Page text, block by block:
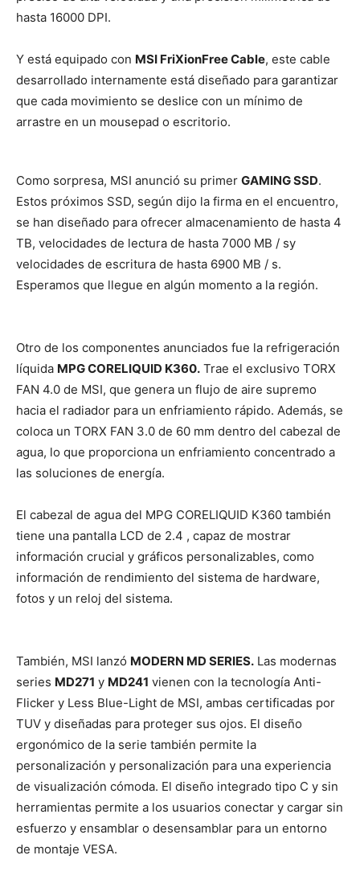
hasta 16000 DPI.
Y está equipado con MSI FriXionFree Cable, este cable
desarrollado internamente está diseñado para garantizar
que cada movimiento se deslice con un mínimo de
arrastre en un mousepad o escritorio.
Como sorpresa, MSI anunció su primer GAMING SSD.
Estos próximos SSD, según dijo la firma en el encuentro,
se han diseñado para ofrecer almacenamiento de hasta 4
TB, velocidades de lectura de hasta 7000 MB / sy
velocidades de escritura de hasta 6900 MB / s.
Esperamos que llegue en algún momento a la región.
Otro de los componentes anunciados fue la refrigeración
líquida MPG CORELIQUID K360. Trae el exclusivo TORX
FAN 4.0 de MSI, que genera un flujo de aire supremo
hacia el radiador para un enfriamiento rápido. Además, se
coloca un TORX FAN 3.0 de 60 mm dentro del cabezal de
agua, lo que proporciona un enfriamiento concentrado a
las soluciones de energía.
El cabezal de agua del MPG CORELIQUID K360 también
tiene una pantalla LCD de 2.4 , capaz de mostrar
información crucial y gráficos personalizables, como
información de rendimiento del sistema de hardware,
fotos y un reloj del sistema.
También, MSI lanzó MODERN MD SERIES. Las modernas
series MD271 y MD241 vienen con la tecnología Anti-
Flicker y Less Blue-Light de MSI, ambas certificadas por
TUV y diseñadas para proteger sus ojos. El diseño
ergonómico de la serie también permite la
personalización y personalización para una experiencia
de visualización cómoda. El diseño integrado tipo C y sin
herramientas permite a los usuarios conectar y cargar sin
esfuerzo y ensamblar o desensamblar para un entorno
de montaje VESA.